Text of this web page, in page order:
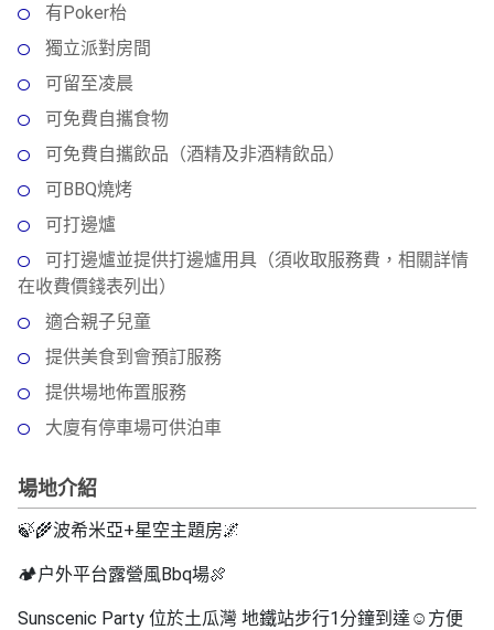
地
佈
置
品
食
即
煮
系
列
聚
會
拍
餐
廳
B
B
Q
婚
禮
親
子
活
清
單
有Poker枱
獨立派對房間
可留至凌晨
可免費自攜食物
可免費自攜飲品（酒精及非酒精飲品）
可BBQ燒烤
可打邊爐
可打邊爐並提供打邊爐用具（須收取服務費，相關詳情
在收費價錢表列出）
適合親子兒童
提供美食到會預訂服務
提供場地佈置服務
大廈有停車場可供泊車
場地介紹
🍃🌾波希米亞+星空主題房🌌
🏕️户外平台露營風Bbq場🍖
Sunscenic Party 位於土瓜灣 地鐵站步行1分鐘到達☺️方便